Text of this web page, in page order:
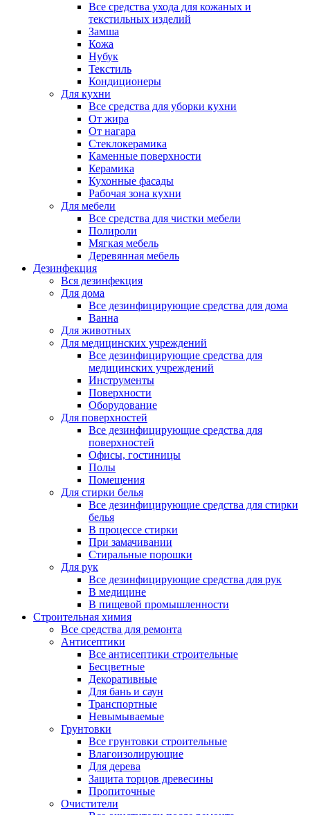
Все средства ухода для кожаных и
текстильных изделий
Замша
Кожа
Нубук
Текстиль
Кондиционеры
Для кухни
Все средства для уборки кухни
От жира
От нагара
Стеклокерамика
Каменные поверхности
Керамика
Кухонные фасады
Рабочая зона кухни
Для мебели
Все средства для чистки мебели
Полироли
Мягкая мебель
Деревянная мебель
Дезинфекция
Вся дезинфекция
Для дома
Все дезинфицирующие средства для дома
Ванна
Для животных
Для медицинских учреждений
Все дезинфицирующие средства для
медицинских учреждений
Инструменты
Поверхности
Оборудование
Для поверхностей
Все дезинфицирующие средства для
поверхностей
Офисы, гостиницы
Полы
Помещения
Для стирки белья
Все дезинфицирующие средства для стирки
белья
В процессе стирки
При замачивании
Стиральные порошки
Для рук
Все дезинфицирующие средства для рук
В медицине
В пищевой промышленности
Строительная химия
Все средства для ремонта
Антисептики
Все антисептики строительные
Бесцветные
Декоративные
Для бань и саун
Транспортные
Невымываемые
Грунтовки
Все грунтовки строительные
Влагоизолирующие
Для дерева
Защита торцов древесины
Пропиточные
Очистители